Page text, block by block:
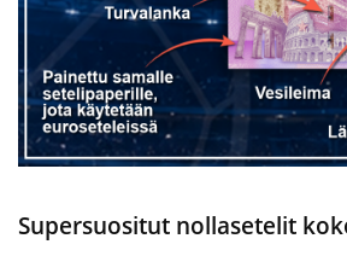
Supersuositut nollasetelit